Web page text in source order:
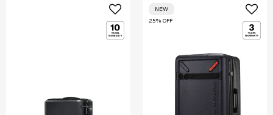
25% OFF
NEW